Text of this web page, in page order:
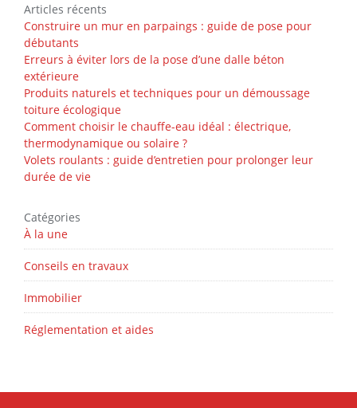
Articles récents
Construire un mur en parpaings : guide de pose pour
débutants
Erreurs à éviter lors de la pose d’une dalle béton
extérieure
Produits naturels et techniques pour un démoussage
toiture écologique
Comment choisir le chauffe-eau idéal : électrique,
thermodynamique ou solaire ?
Volets roulants : guide d’entretien pour prolonger leur
durée de vie
Catégories
À la une
Conseils en travaux
Immobilier
Réglementation et aides